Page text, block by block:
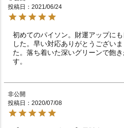
投稿日
2021/06/24
初めてのパイソン。財運アップに
した。早い対応ありがとうござい
た。落ち着いた深いグリーンで飽
す。
非公開
投稿日
2020/07/08